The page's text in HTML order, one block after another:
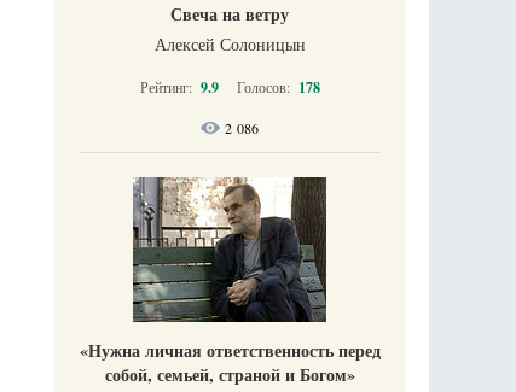
Свеча на ветру
Алексей Солоницын
Рейтинг: 9.9 Голосов: 178
2 086
«Нужна личная ответственность перед
собой, семьей, страной и Богом»